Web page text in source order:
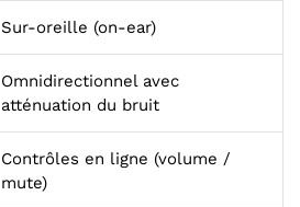
Sur-oreille (on-ear)
Omnidirectionnel avec
atténuation du bruit
Contrôles en ligne (volume /
mute)